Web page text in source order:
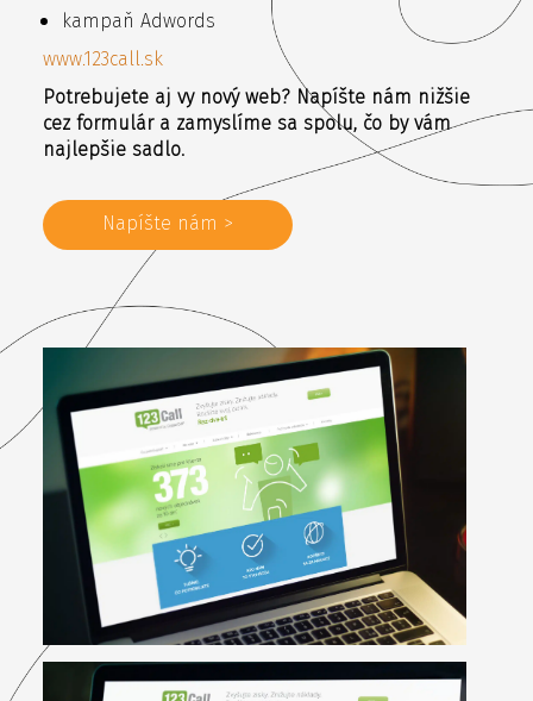
kampaň Adwords
www.123call.sk
Potrebujete aj vy nový web? Napíšte nám nižšie
cez formulár a zamyslíme sa spolu, čo by vám
najlepšie sadlo.
Napíšte nám >